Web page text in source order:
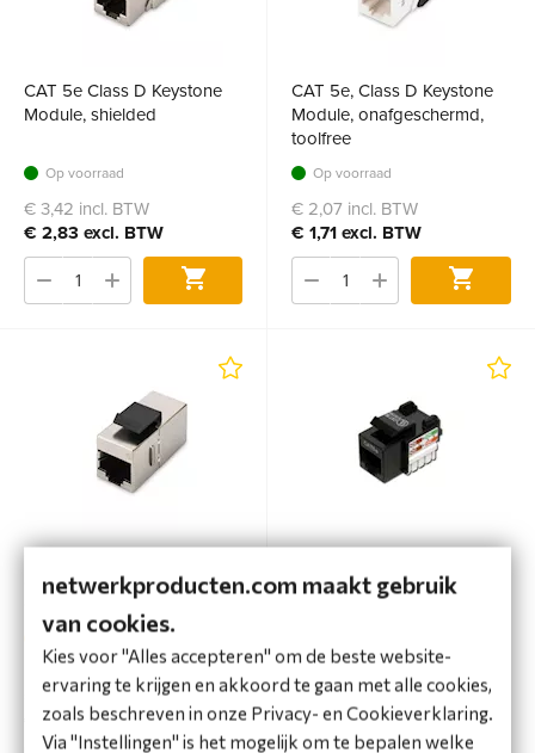
CAT 5e Class D Keystone
Module, shielded
Op voorraad
€ 3,42 incl. BTW
€ 2,83 excl. BTW
Bestel
CAT 5e, Class D Keystone
Module, onafgeschermd,
toolfree
Op voorraad
€ 2,07 incl. BTW
€ 1,71 excl. BTW
Bestel
afgeschermd Feed-Through
Beperkte voorraad
(1 tot 2 werkdagen)
€ 2,76 incl. BTW
€ 2,28 excl. BTW
(1 tot 2 werkdagen)
€ 1,94 incl. BTW
€ 1,60 excl. BTW
netwerkproducten.com maakt gebruik
van cookies.
Kies voor "Alles accepteren" om de beste website-
ervaring te krijgen en akkoord te gaan met alle cookies,
zoals beschreven in onze Privacy- en Cookieverklaring.
Via "Instellingen" is het mogelijk om te bepalen welke